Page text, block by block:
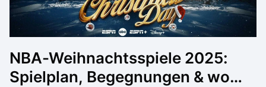
NBA-Weihnachtsspiele 2025:
Spielplan, Begegnungen & wo